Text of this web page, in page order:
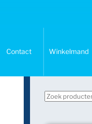
Contact Winkelmand
Zoeken